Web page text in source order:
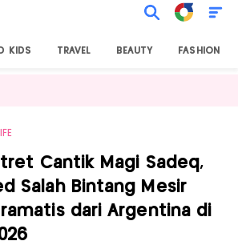
KIDS TRAVEL BEAUTY FASHION
LIFE
Cantik Magi Sadeq,
Salah Bintang Mesir
dari Argentina di